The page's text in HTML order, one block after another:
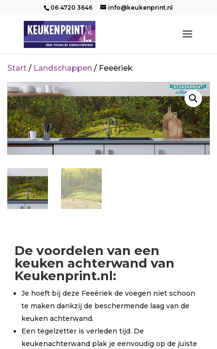
06 4720 3646 info@keukenprint.nl
Start / Landschappen / Feeëriek
De voordelen van een
keuken achterwand van
Keukenprint.nl:
Je hoeft bij deze Feeëriek de voegen niet schoon
te maken dankzij de beschermende laag van de
keuken achterwand.
Een tegelzetter is verleden tijd. De
keukenachterwand plak je eenvoudig op de juiste